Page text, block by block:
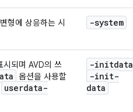
형에 상응하는 시
-system
시되며 AVD의 쓰
옵션을 사용할
userdata-
-initdata
-init-
data